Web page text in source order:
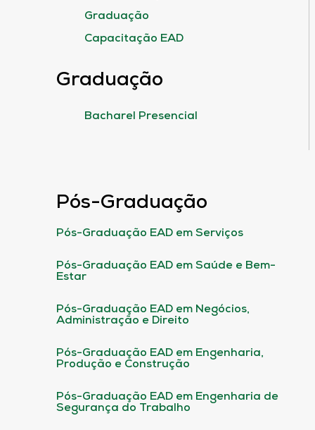
Graduação
Capacitação EAD
Graduação
Bacharel Presencial
Pós-Graduação
Pós-Graduação EAD em Serviços
Pós-Graduação EAD em Saúde e Bem-
Estar
Pós-Graduação EAD em Negócios,
Administração e Direito
Pós-Graduação EAD em Engenharia,
Produção e Construção
Pós-Graduação EAD em Engenharia de
Segurança do Trabalho